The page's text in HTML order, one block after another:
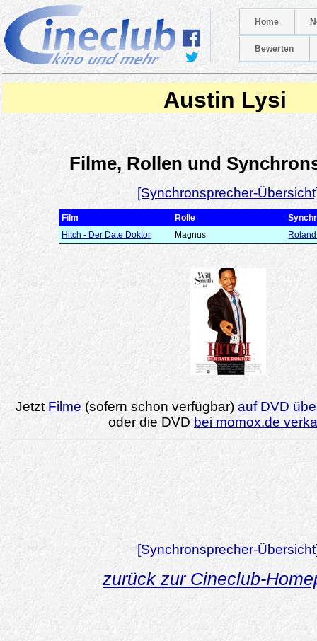
Home
Bewerten
Austin Lysi
Filme, Rollen und
[Synchronsprecher-
Film Rolle
Hitch - Der Date Doktor
Magnus
Jetzt Filme (sofern schon verfügbar)auf DVD
oder die DVD bei momox.de
[Synchronsprecher-
zurück zur Cineclub-